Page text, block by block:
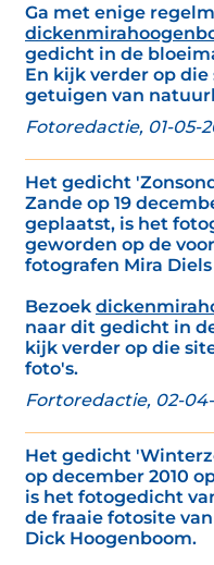
Ga met enige
gedicht in de
En kijk verder op
getuigen van
Fotoredactie, 01-05-
Het gedicht
Zande op 19
geplaatst, is het
geworden op de
fotografen Mira
Bezoek
naar dit gedicht in
kijk verder op die
foto's.
Fortoredactie, 02-
Het gedicht
op december 2010
is het fotogedicht
de fraaie fotosite
Dick Hoogenboom.